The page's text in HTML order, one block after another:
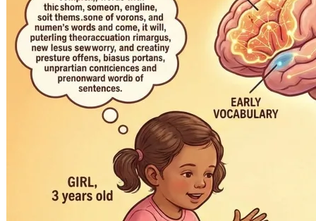
我們一般都會知道男性的空間概念會比
女性要好，女性則是在語言天份方面比
男性要好，會有這樣的差異主要在於睪
固酮，以…